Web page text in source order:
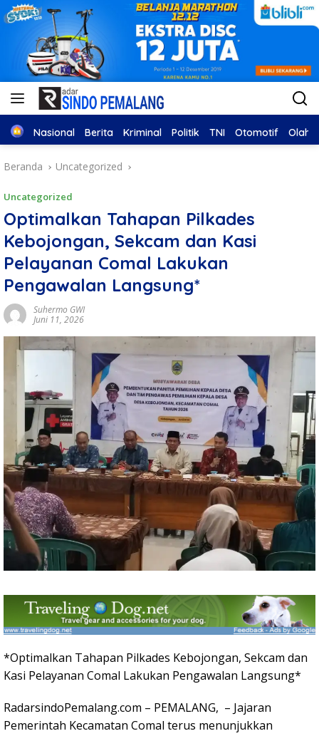
Home
Nasional Berita Kriminal Politik TNI Otomotif
Beranda Uncategorized
Uncategorized
Optimalkan Tahapan Pilkades
Kebojongan, Sekcam dan Kasi
Pelayanan Comal Lakukan
Pengawalan Langsung*
Suhermo GWI
Juni 11, 2026
*Optimalkan Tahapan Pilkades Kebojongan, Sekcam dan
Kasi Pelayanan Comal Lakukan Pengawalan Langsung*
RadarsindoPemalang.com – PEMALANG, – Jajaran
Pemerintah Kecamatan Comal terus menunjukkan